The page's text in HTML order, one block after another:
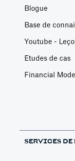
Blogue
Base de
Youtube -
Etudes de cas
Financial
SERVICES